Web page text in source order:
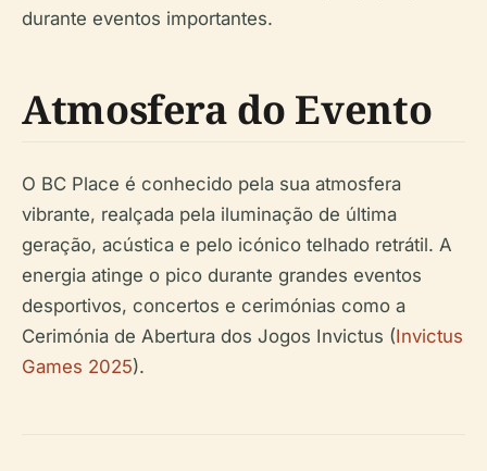
durante eventos importantes.
Atmosfera do Evento
O BC Place é conhecido pela sua atmosfera
vibrante, realçada pela iluminação de última
geração, acústica e pelo icónico telhado retrátil. A
energia atinge o pico durante grandes eventos
desportivos, concertos e cerimónias como a
Cerimónia de Abertura dos Jogos Invictus (Invictus
Games 2025).